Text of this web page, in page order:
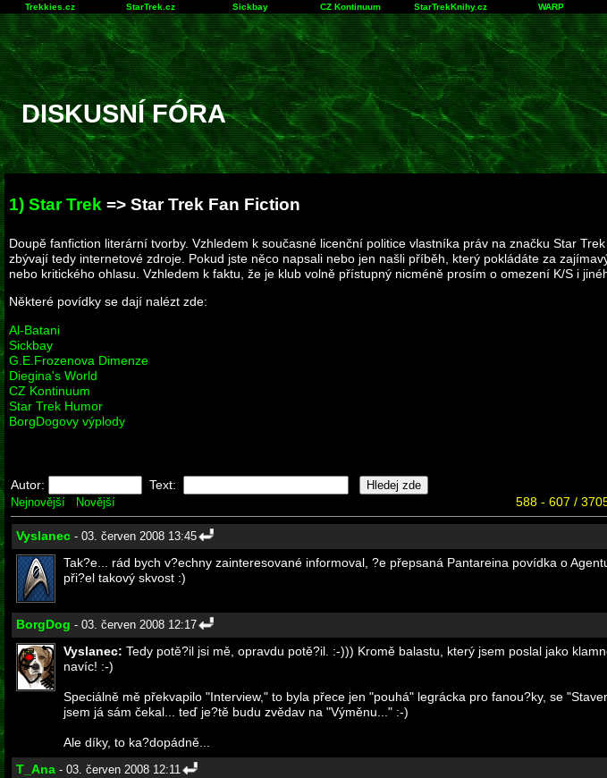
Trekkies.cz StarTrek.cz Sickbay CZ Kontinuum StarTrekKnihy.cz WARP
DISKUSNÍ FÓRA
1) Star Trek => Star Trek Fan Fiction
Doupě fanfiction literární tvorby. Vzhledem k současné licenční politice vlastníka práv na značku Star
zbývají tedy internetové zdroje. Pokud jste něco napsali nebo jen našli příběh, který pokládáte za
nebo kritického ohlasu. Vzhledem k faktu, že je klub volně přístupný nicméně prosím o omezení K/S i
Některé povídky se dají nalézt zde:
Al-Batani
Sickbay
G.E.Frozenova Dimenze
Diegina's World
CZ Kontinuum
Star Trek Humor
BorgDogovy výplody
Autor: Text:
Nejnovější Novější 588 - 607 /
Vyslanec - 03. červen 2008 13:45
Tak?e... rád bych v?echny zainteresované informoval, ?e přepsaná Pantareina povídka o
při?el takový skvost :)
BorgDog - 03. červen 2008 12:17
Vyslanec: Tedy potě?il jsi mě, opravdu potě?il. :-))) Kromě balastu, který jsem poslal jako
navíc! :-)
Speciálně mě překvapilo "Interview," to byla přece jen "pouhá" legrácka pro fanou?ky, se
jsem já sám čekal... teď je?tě budu zvědav na "Výměnu..." :-)
Ale díky, to ka?dopádně...
T_Ana - 03. červen 2008 12:11